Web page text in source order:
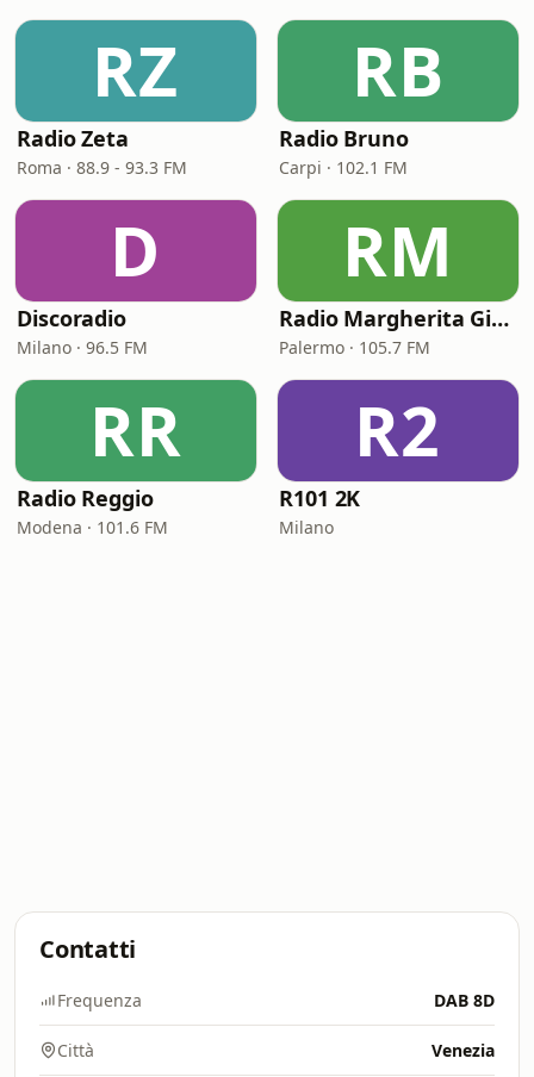
RZ
Radio Zeta
Roma · 88.9 - 93.3 FM
RB
Radio Bruno
Carpi · 102.1 FM
D
Discoradio
Milano · 96.5 FM
RM
Radio Margherita Giovane
Palermo · 105.7 FM
RR
Radio Reggio
Modena · 101.6 FM
R2
R101 2K
Milano
Contatti
Frequenza DAB 8D
Città Venezia